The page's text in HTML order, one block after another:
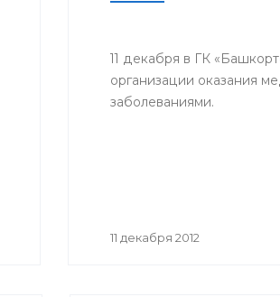
11 декабря в ГК
организации оказания
заболеваниями.
11 декабря 2012